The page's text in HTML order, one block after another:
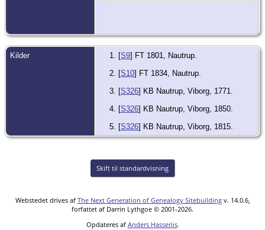
Kilder [S9] FT 1801, Nautrup.
[S10] FT 1834, Nautrup.
[S326] KB Nautrup, Viborg, 1771.
[S326] KB Nautrup, Viborg, 1850.
[S326] KB Nautrup, Viborg, 1815.
Skift til standardvisning
Webstedet drives af The Next Generation of Genealogy Sitebuildingv. 14.0.6,
forfattet af Darrin Lythgoe © 2001-2026.
Opdateres af Anders Hasseriis.